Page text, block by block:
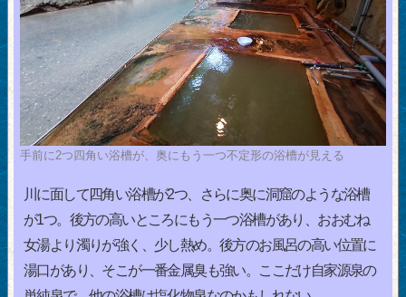
手前に2つ四角い浴槽が、奥にもう一つ不定形の浴槽が見える
川に面して四角い浴槽が2つ、さらに奥に洞窟のような浴槽
が1つ。後方の高いところにもう一つ浴槽があり、おおむね
女湯より濁りが強く、少し熱め。後方のお風呂の高い位置に
湯口があり、そこが一番金属臭も強い。ここだけ自家源泉の